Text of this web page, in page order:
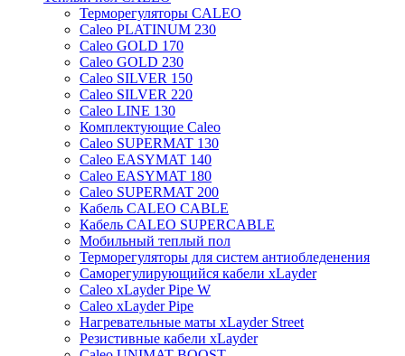
Терморегуляторы CALEO
Caleo PLATINUM 230
Caleo GOLD 170
Caleo GOLD 230
Caleo SILVER 150
Caleo SILVER 220
Caleo LINE 130
Комплектующие Caleo
Caleo SUPERMAT 130
Caleo EASYMAT 140
Caleo EASYMAT 180
Caleo SUPERMAT 200
Кабель CALEO CABLE
Кабель CALEO SUPERCABLE
Мобильный теплый пол
Терморегуляторы для систем антиобледенения
Саморегулирующийся кабели xLayder
Caleo xLayder Pipe W
Caleo xLayder Pipe
Нагревательные маты xLayder Street
Резистивные кабели xLayder